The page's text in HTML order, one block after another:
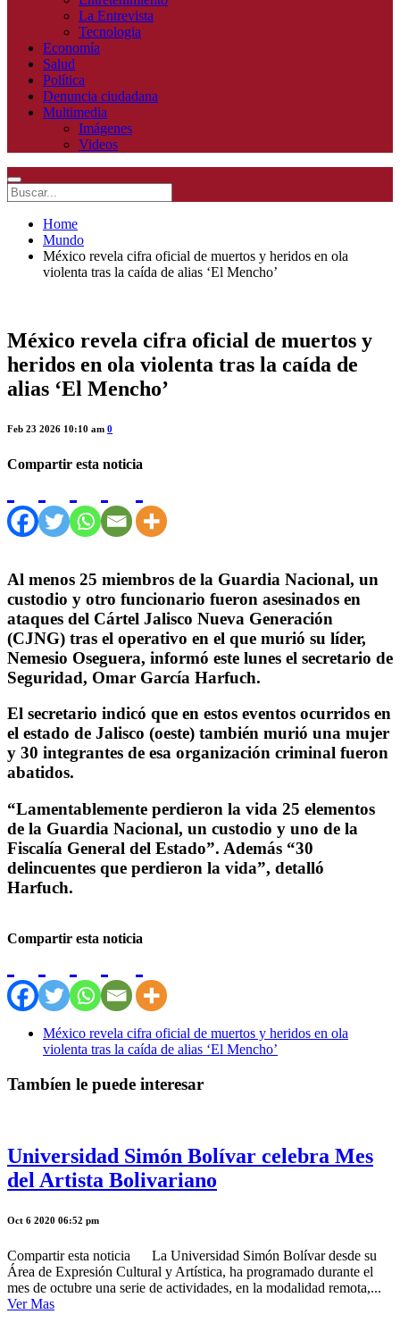
La Entrevista
Tecnologia
Economía
Salud
Política
Denuncia ciudadana
Multimedia
Imágenes
Videos
Home
Mundo
México revela cifra oficial de muertos y heridos en ola
violenta tras la caída de alias ‘El Mencho’
México revela cifra oficial de muertos y
heridos en ola violenta tras la caída de
alias ‘El Mencho’
Feb 23 2026 10:10 am 0
Compartir esta noticia
Al menos 25 miembros de la Guardia Nacional, un
custodio y otro funcionario fueron asesinados en
ataques del Cártel Jalisco Nueva Generación
(CJNG) tras el operativo en el que murió su líder,
Nemesio Oseguera, informó este lunes el secretario de
Seguridad, Omar García Harfuch.
El secretario indicó que en estos eventos ocurridos en
el estado de Jalisco (oeste) también murió una mujer
y 30 integrantes de esa organización criminal fueron
abatidos.
“Lamentablemente perdieron la vida 25 elementos
de la Guardia Nacional, un custodio y uno de la
Fiscalía General del Estado”. Además “30
delincuentes que perdieron la vida”, detalló
Harfuch.
Compartir esta noticia
México revela cifra oficial de muertos y heridos en ola
violenta tras la caída de alias ‘El Mencho’
Tambíen le puede interesar
Universidad Simón Bolívar celebra Mes
del Artista Bolivariano
Oct 6 2020 06:52 pm
Compartir esta noticia La Universidad Simón Bolívar desde su
Área de Expresión Cultural y Artística, ha programado durante el
mes de octubre una serie de actividades, en la modalidad remota,...
Ver Mas